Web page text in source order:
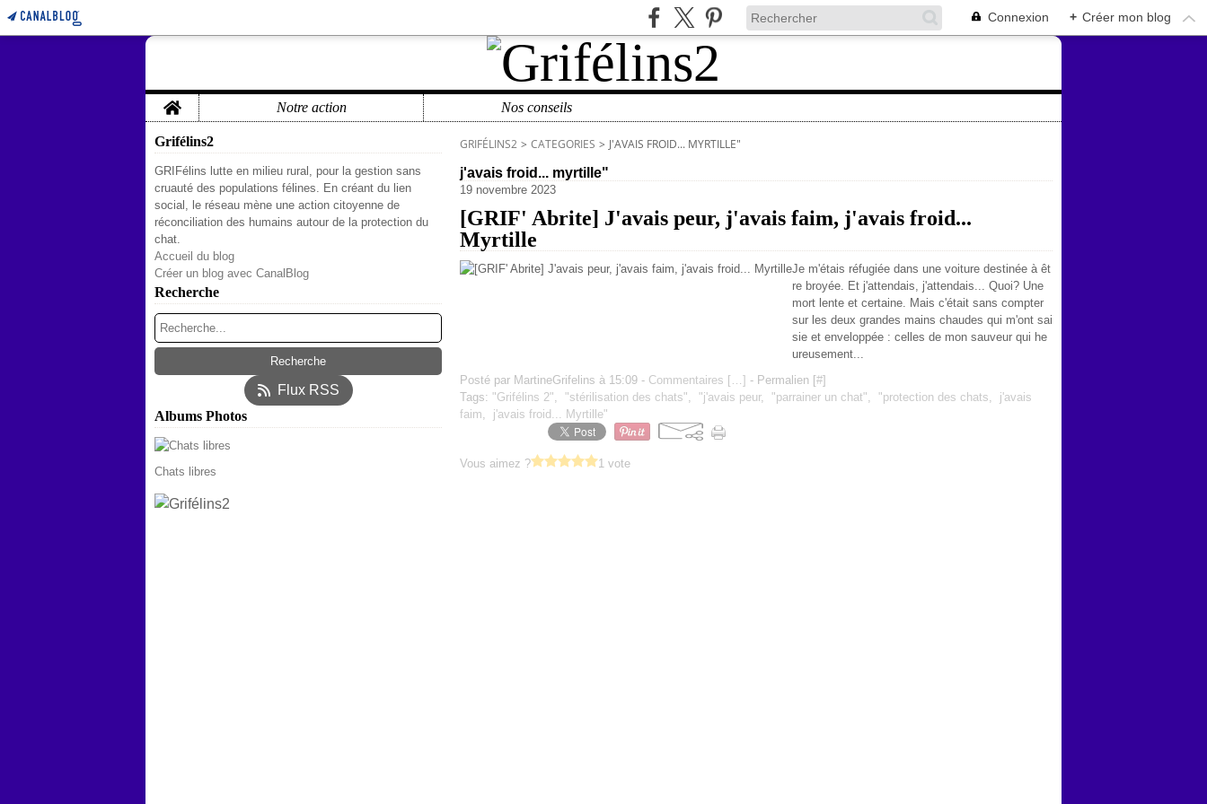
Connexion + Créer mon blog
Home Notre action Nos conseils
Grifélins2
GRIFélins lutte en milieu rural, pour la gestion sans
cruauté des populations félines. En créant du lien
social, le réseau mène une action citoyenne de
réconciliation des humains autour de la protection du
chat.
Accueil du blog
Créer un blog avec CanalBlog
Recherche
Flux RSS
Albums Photos
Chats libres
GRIFÉLINS2 > CATEGORIES > J'AVAIS FROID... MYRTILLE"
j'avais froid... myrtille"
19 novembre 2023
[GRIF' Abrite] J'avais peur, j'avais faim, j'avais froid...
Myrtille
Je m'étais réfugiée dans une voiture destinée à êt
re broyée. Et j'attendais, j'attendais... Quoi? Une
mort lente et certaine. Mais c'était sans compter
sur les deux grandes mains chaudes qui m'ont sai
sie et enveloppée : celles de mon sauveur qui he
ureusement...
Posté par MartineGrifelins à 15:09 - Commentaires [ …] - Permalien [#]
Tags: "Grifélins 2", "stérilisation des chats", "j'avais peur, "parrainer un chat", "protection des chats, j'avais
faim, j'avais froid... Myrtille"
Vous aimez ? 1 vote